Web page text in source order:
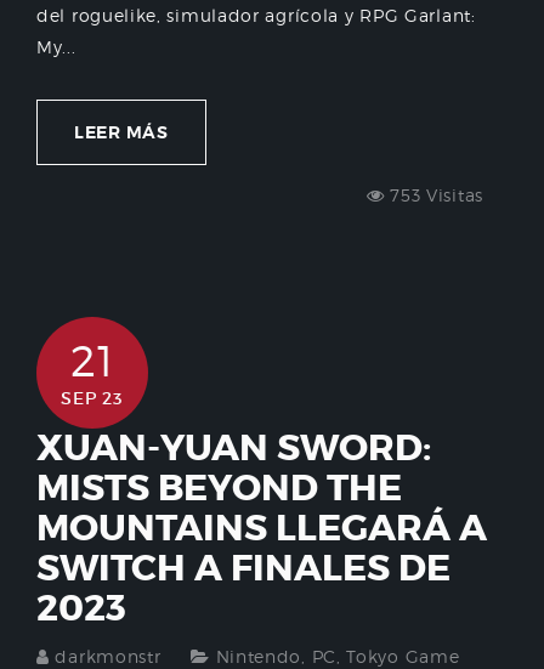
del roguelike, simulador agrícola y RPG Garlant:
My...
LEER MÁS
753 Visitas
21
SEP 23
XUAN-YUAN SWORD:
MISTS BEYOND THE
MOUNTAINS LLEGARÁ A
SWITCH A FINALES DE
2023
darkmonstr Nintendo PC ,Tokyo Game